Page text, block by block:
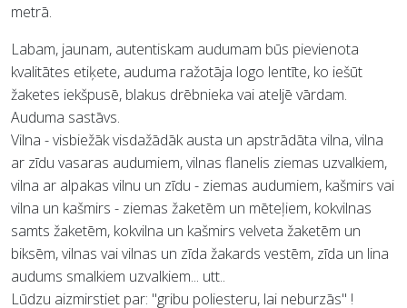
metrā.
Labam, jaunam, autentiskam audumam būs pievienota
kvalitātes etiķete, auduma ražotāja logo lentīte, ko iešūt
žaketes iekšpusē, blakus drēbnieka vai ateljē vārdam.
Auduma sastāvs.
Vilna - visbiežāk visdažādāk austa un apstrādāta vilna, vilna
ar zīdu vasaras audumiem, vilnas flanelis ziemas uzvalkiem,
vilna ar alpakas vilnu un zīdu - ziemas audumiem, kašmirs vai
vilna un kašmirs - ziemas žaketēm un mēteļiem, kokvilnas
samts žaketēm, kokvilna un kašmirs velveta žaketēm un
biksēm, vilnas vai vilnas un zīda žakards vestēm, zīda un lina
audums smalkiem uzvalkiem... utt..
Lūdzu aizmirstiet par: "gribu poliesteru, lai neburzās" !